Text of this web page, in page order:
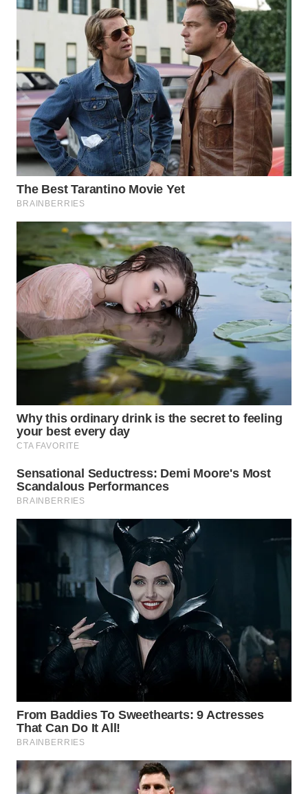
WN
GORONTALO
WN
SULUT
WN
MALUKU
WN
MALUT
WN
DAIRI
WN
DANAU
TOBA
WN
LANGKAT
WN
TAPANULI
SELATAN
TANJUNG
LESUNG
KARO
WN
WN
LABUHANBATU
WN
TAPANULI